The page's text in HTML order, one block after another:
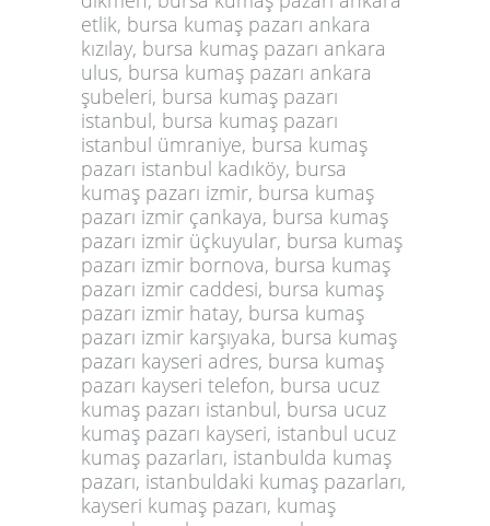
etlik, bursa kumaş pazarı ankara
kızılay, bursa kumaş pazarı ankara
ulus, bursa kumaş pazarı ankara
şubeleri, bursa kumaş pazarı
istanbul, bursa kumaş pazarı
istanbul ümraniye, bursa kumaş
pazarı istanbul kadıköy, bursa
kumaş pazarı izmir, bursa kumaş
pazarı izmir çankaya, bursa kumaş
pazarı izmir üçkuyular, bursa kumaş
pazarı izmir bornova, bursa kumaş
pazarı izmir caddesi, bursa kumaş
pazarı izmir hatay, bursa kumaş
pazarı izmir karşıyaka, bursa kumaş
pazarı kayseri adres, bursa kumaş
pazarı kayseri telefon, bursa ucuz
kumaş pazarı istanbul, bursa ucuz
kumaş pazarı kayseri, istanbul ucuz
kumaş pazarları, istanbulda kumaş
pazarı, istanbuldaki kumaş pazarları,
kayseri kumaş pazarı, kumaş